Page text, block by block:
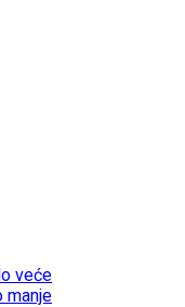
veće
manje